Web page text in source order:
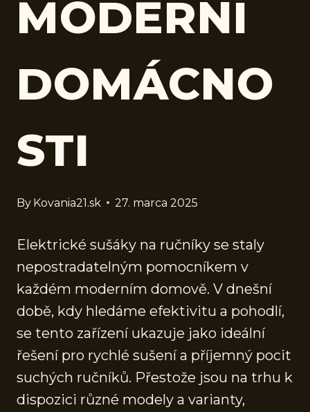
MODERNÍ
DOMÁCNO
STI
By Kovania21.sk 27. marca 2025
Elektrické sušáky na ručníky se staly
nepostradatelným pomocníkem v
každém moderním domově. V dnešní
době, kdy hledáme efektivitu a pohodlí,
se tento zařízení ukazuje jako ideální
řešení pro rychlé sušení a příjemný pocit
suchých ručníků. Přestože jsou na trhu k
dispozici různé modely a varianty,